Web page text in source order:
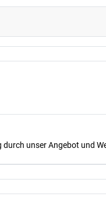
unser Angebot und